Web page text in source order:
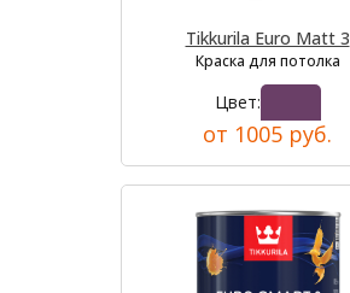
Tikkurila Euro Matt 3
Краска для потолка
Цвет:
от 1005 руб.